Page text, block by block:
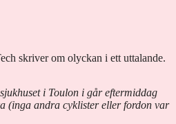
skriver om olyckan i ett uttalande.
i Toulon i går eftermiddag
(inga andra cyklister eller fordon var